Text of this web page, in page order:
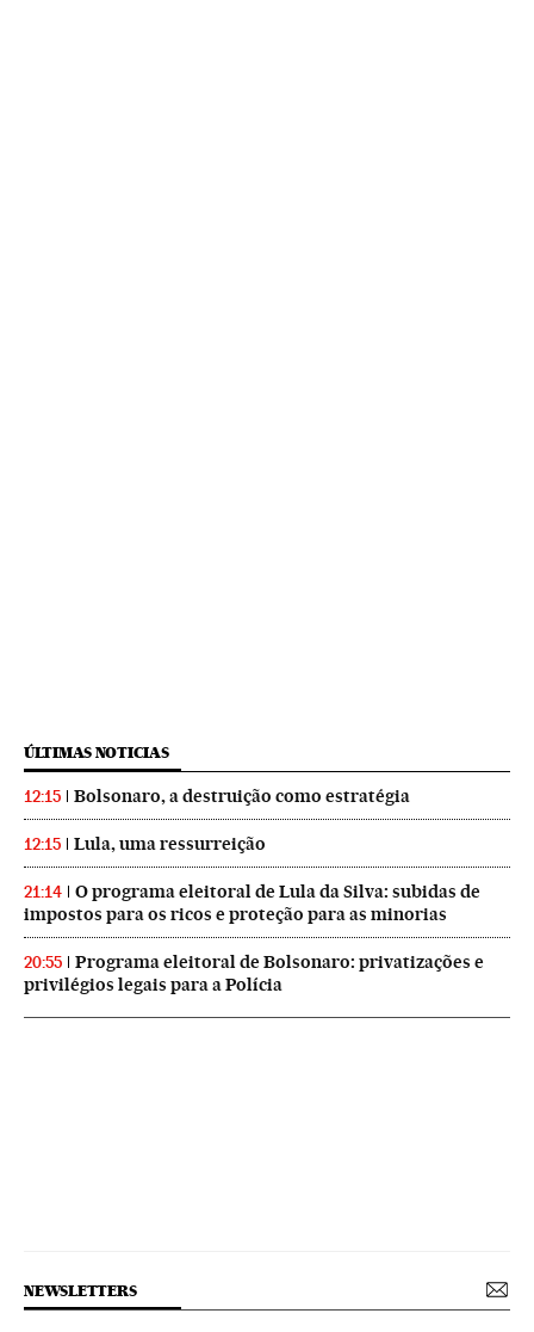
ÚLTIMAS NOTICIAS
12:15 Bolsonaro, a destruição como estratégia
12:15 Lula, uma ressurreição
21:14
O programa eleitoral de Lula da Silva: subidas de
impostos para os ricos e proteção para as minorias
20:55
Programa eleitoral de Bolsonaro: privatizações e
privilégios legais para a Polícia
NEWSLETTERS